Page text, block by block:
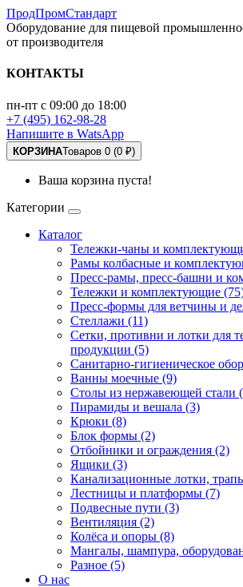
ПродПромСтандарт
Оборудование для пищевой
от производителя
КОНТАКТЫ
пн-пт с 09:00 до 18:00
+7 (495) 162-98-28
Напишите в WatsApp
КОРЗИНАТоваров 0 (0 ₽)
Ваша корзина пуста!
Категории
Каталог
Тележки-чаны и
Рамы колбасные и
Пресс-рамы, пресс-башни и
Тележки и комплектующие
Пресс-формы для ветчины и
Стеллажи (11)
Сетки, противни и лотки для
продукции (5)
Санитарно-гигиеническое
Ванны моечные (9)
Столы из нержавеющей стали
Пирамиды и вешала (3)
Крюки (8)
Блок формы (2)
Отбойники и ограждения (2)
Ящики (3)
Канализационные лотки,
Лестницы и платформы (7)
Подвесные пути (3)
Вентиляция (2)
Колёса и опоры (8)
Мангалы, шампура,
Разное (5)
О нас